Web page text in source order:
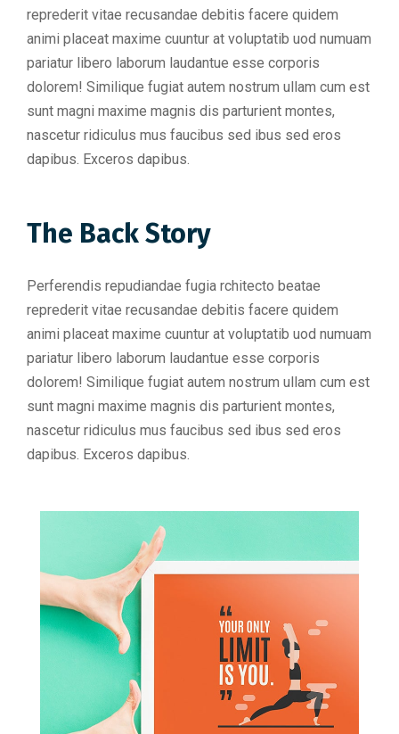
reprederit vitae recusandae debitis facere quidem
animi placeat maxime cuuntur at voluptatib uod numuam
pariatur libero laborum laudantue esse corporis
dolorem! Similique fugiat autem nostrum ullam cum est
sunt magni maxime magnis dis parturient montes,
nascetur ridiculus mus faucibus sed ibus sed eros
dapibus. Exceros dapibus.
The Back Story
Perferendis repudiandae fugia rchitecto beatae
reprederit vitae recusandae debitis facere quidem
animi placeat maxime cuuntur at voluptatib uod numuam
pariatur libero laborum laudantue esse corporis
dolorem! Similique fugiat autem nostrum ullam cum est
sunt magni maxime magnis dis parturient montes,
nascetur ridiculus mus faucibus sed ibus sed eros
dapibus. Exceros dapibus.